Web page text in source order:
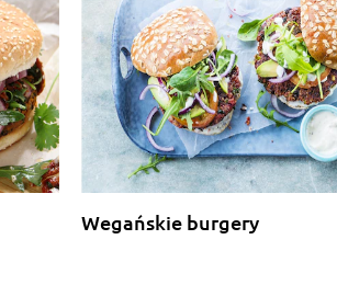
Wegańskie burgery